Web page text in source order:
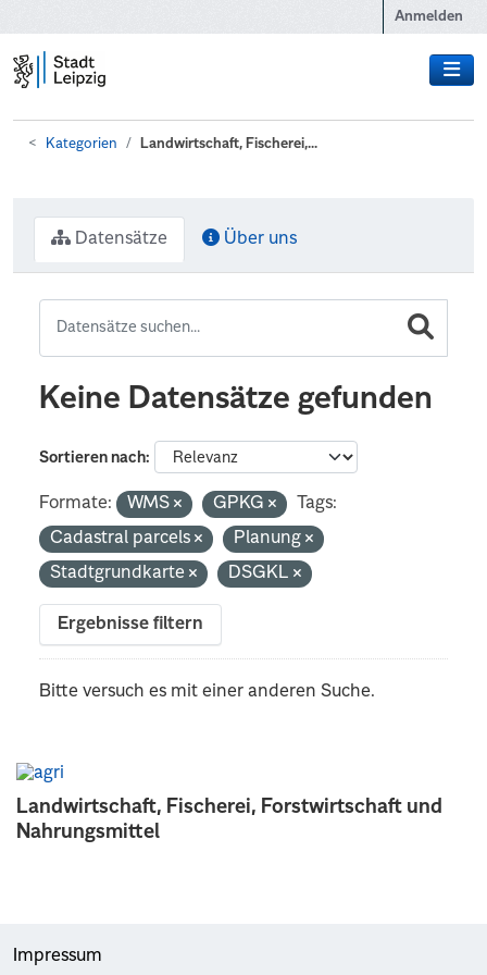
Anmelden
Kategorien Landwirtschaft, Fischerei,...
Landwirtschaft, Fischerei, Forstwirtschaft und
Nahrungsmittel
Datensätze Über uns
Keine Datensätze gefunden
Sortieren nach
Formate: WMS GPKG
Tags:
Cadastral parcels
Planung
Stadtgrundkarte
DSGKL
Ergebnisse filtern
Bitte versuch es mit einer anderen Suche.
Impressum